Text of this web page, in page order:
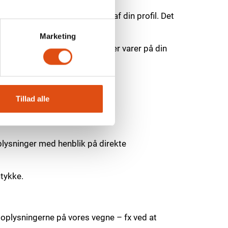
Marketing
Tillad alle
forbindelse med opdatering af din profil. Det
varer i din indkøbskurv eller varer på din
med henblik på direkte
på vores vegne – fx ved at